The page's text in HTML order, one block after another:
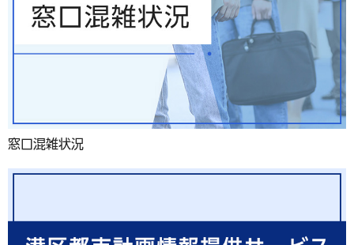
窓口混雑状況